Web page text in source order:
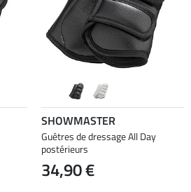
SHOWMASTER
Guêtres de dressage All Day
postérieurs
34,90 €